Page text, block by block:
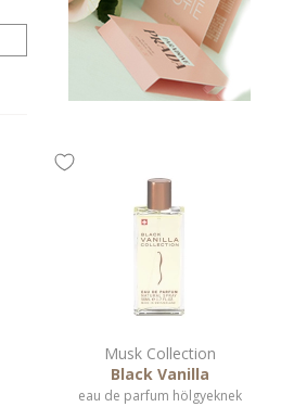
Musk Collection
Black Vanilla
eau de parfum hölgyeknek